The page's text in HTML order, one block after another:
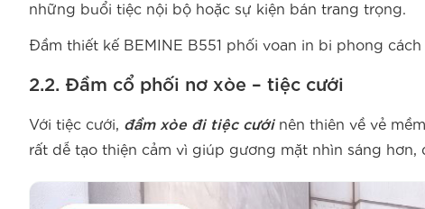
những buổi tiệc nội bộ hoặc sự kiện bán trang trọng.
Đầm thiết kế BEMINE B551 phối voan in bi phong cách
2.2. Đầm cổ phối nơ xòe – tiệc cưới
Với tiệc cưới, đầm xòe đi tiệc cướinên thiên về vẻ
rất dễ tạo thiện cảm vì giúp gương mặt nhìn sáng